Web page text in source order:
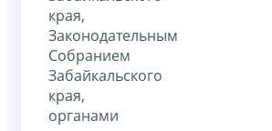
края,
Законодательным
Собранием
Забайкальского
края,
органами